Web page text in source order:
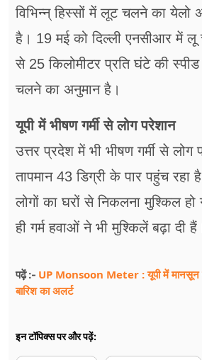
विभिन्न् हिस्सों में लूट चलने का येलो
है। 19 मई को दिल्ली एनसीआर में लू
से 25 किलोमीटर प्रति घंटे की स्पीड
चलने का अनुमान है।
यूपी में भीषण गर्मी से लोग परेशान
उत्तर प्रदेश में भी भीषण गर्मी से लोग
तापमान 43 डिग्री के पार पहुंच
लोगों का घरों से निकलना मुश्किल
ही गर्म हवाओं ने भी मुश्किलें बढ़ा दी
पढ़ें :- UP Monsoon Meter : यूपी में मानसून
बारिश का अलर्ट
इन टॉपिक्स पर और पढ़ें: